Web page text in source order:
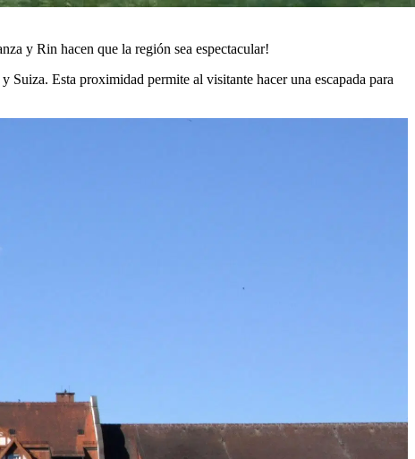
y Rin hacen que la región sea espectacular!
Esta proximidad permite al visitante hacer una escapada para